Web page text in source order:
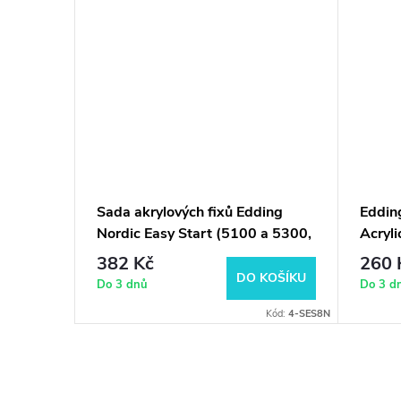
Sada akrylových fixů Edding
Nordic Easy Start (5100 a 5300,
8ks)
382 Kč
Do 3 dnů DO KOŠÍKU
Kód: 4-SES8N
260
Do 3